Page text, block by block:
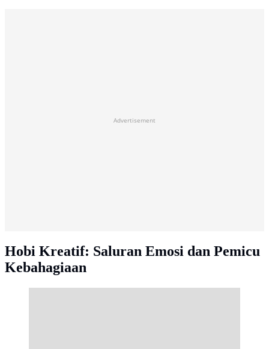
Advertisement
Hobi Kreatif: Saluran Emosi dan Pemicu
Kebahagiaan